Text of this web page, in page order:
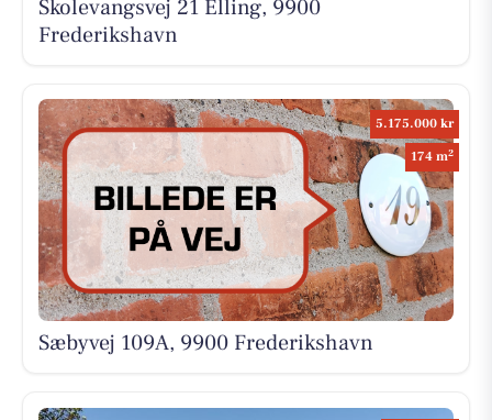
Skolevangsvej 21 Elling, 9900
Frederikshavn
5.175.000 kr
174 m2
Sæbyvej 109A, 9900 Frederikshavn